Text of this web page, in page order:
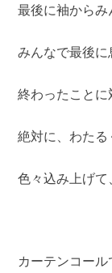
最後に袖から
みんなで最後
終わったことに
絶対に、わた
色々込み上げ
カーテンコー